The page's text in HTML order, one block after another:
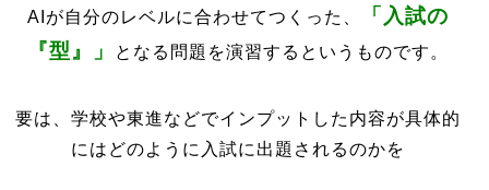
AIが自分のレベルに合わせてつくった、
「入試の
『型』」
となる問題を演習するというものです。
要は、学校や東進などでインプットした内容が具体的
にはどのように入試に出題されるのかを